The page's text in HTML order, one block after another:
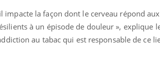
impacte la façon dont le cerveau répond aux
à un épisode de douleur », explique
au tabac qui est responsable de ce